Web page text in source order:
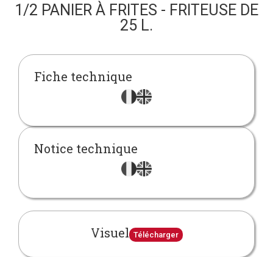
1/2 PANIER À FRITES - FRITEUSE DE
25 L.
Fiche technique
Notice technique
Visuel Télécharger